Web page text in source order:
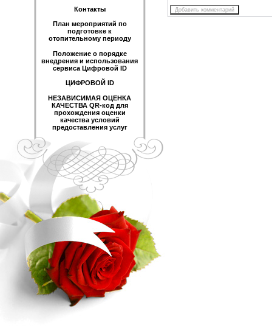
Контакты
План мероприятий по
подготовке к
отопительному периоду
Положение о порядке
внедрения и использования
сервиса Цифровой ID
ЦИФРОВОЙ ID
НЕЗАВИСИМАЯ ОЦЕНКА
КАЧЕСТВА QR-код для
прохождения оценки
качества условий
предоставления услуг